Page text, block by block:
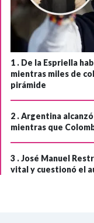
1 . De la Espriella
mientras miles de
pirámide
2 .Argentina
mientras que
3 .José Manuel
vital y cuestionó el